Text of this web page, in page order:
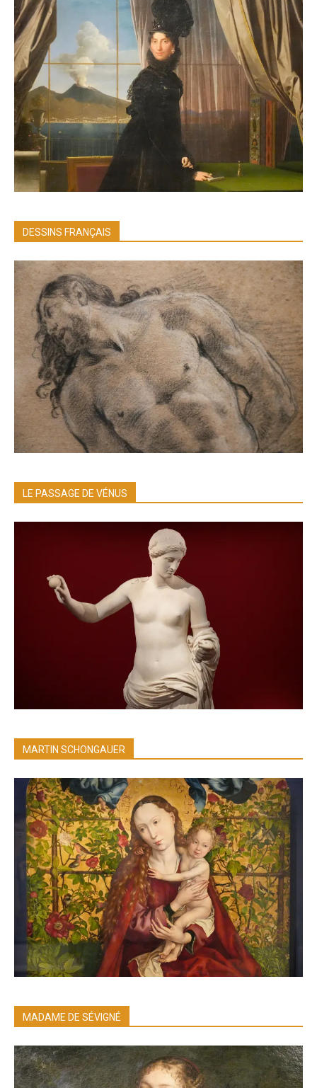
DESSINS FRANÇAIS
LE PASSAGE DE VÉNUS
MARTIN SCHONGAUER
MADAME DE SÉVIGNÉ